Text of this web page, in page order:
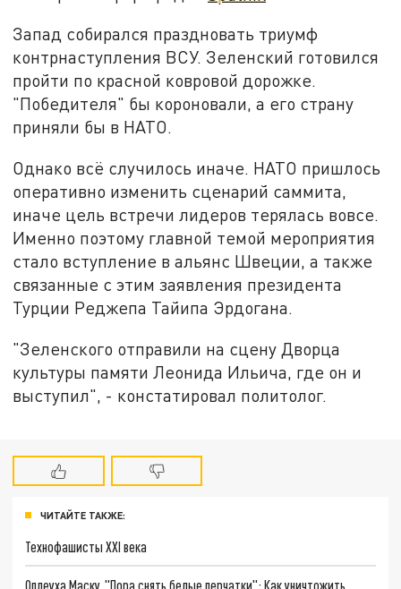
Запад собирался праздновать триумф
контрнаступления ВСУ. Зеленский готовился
пройти по красной ковровой дорожке.
"Победителя" бы короновали, а его страну
приняли бы в НАТО.
Однако всё случилось иначе. НАТО пришлось
оперативно изменить сценарий саммита,
иначе цель встречи лидеров терялась вовсе.
Именно поэтому главной темой мероприятия
стало вступление в альянс Швеции, а также
связанные с этим заявления президента
Турции Реджепа Тайипа Эрдогана.
"Зеленского отправили на сцену Дворца
культуры памяти Леонида Ильича, где он и
выступил", - констатировал политолог.
ЧИТАЙТЕ ТАКЖЕ:
Технофашисты XXI века
Оплеуха Маску. "Пора снять белые перчатки": Как уничтожить